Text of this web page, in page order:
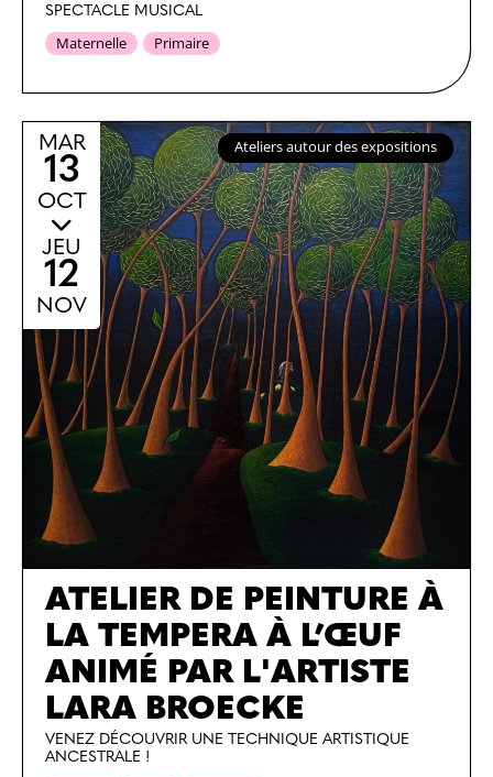
SPECTACLE MUSICAL
Maternelle Primaire
MAR
13
OCT
JEU
12
NOV
Ateliers autour des expositions
ATELIER DE PEINTURE À
LA TEMPERA À L’ŒUF
ANIMÉ PAR L'ARTISTE
LARA BROECKE
VENEZ DÉCOUVRIR UNE TECHNIQUE ARTISTIQUE
ANCESTRALE !